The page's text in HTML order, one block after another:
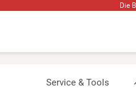
Die
Service & Tools